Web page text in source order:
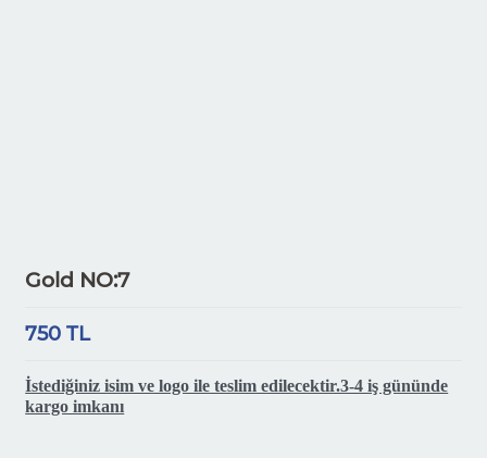
Gold NO:7
750 TL
İstediğiniz isim ve logo ile teslim edilecektir.3-4 iş gününde
kargo imkanı